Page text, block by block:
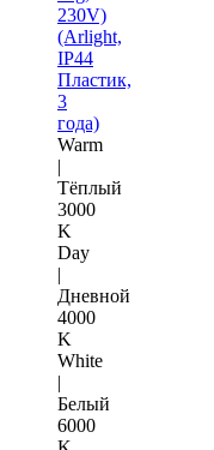
230V)
(Arlight,
IP44
Пластик,
3
года)
Warm
|
Тёплый
3000
K
Day
|
Дневной
4000
K
White
|
Белый
6000